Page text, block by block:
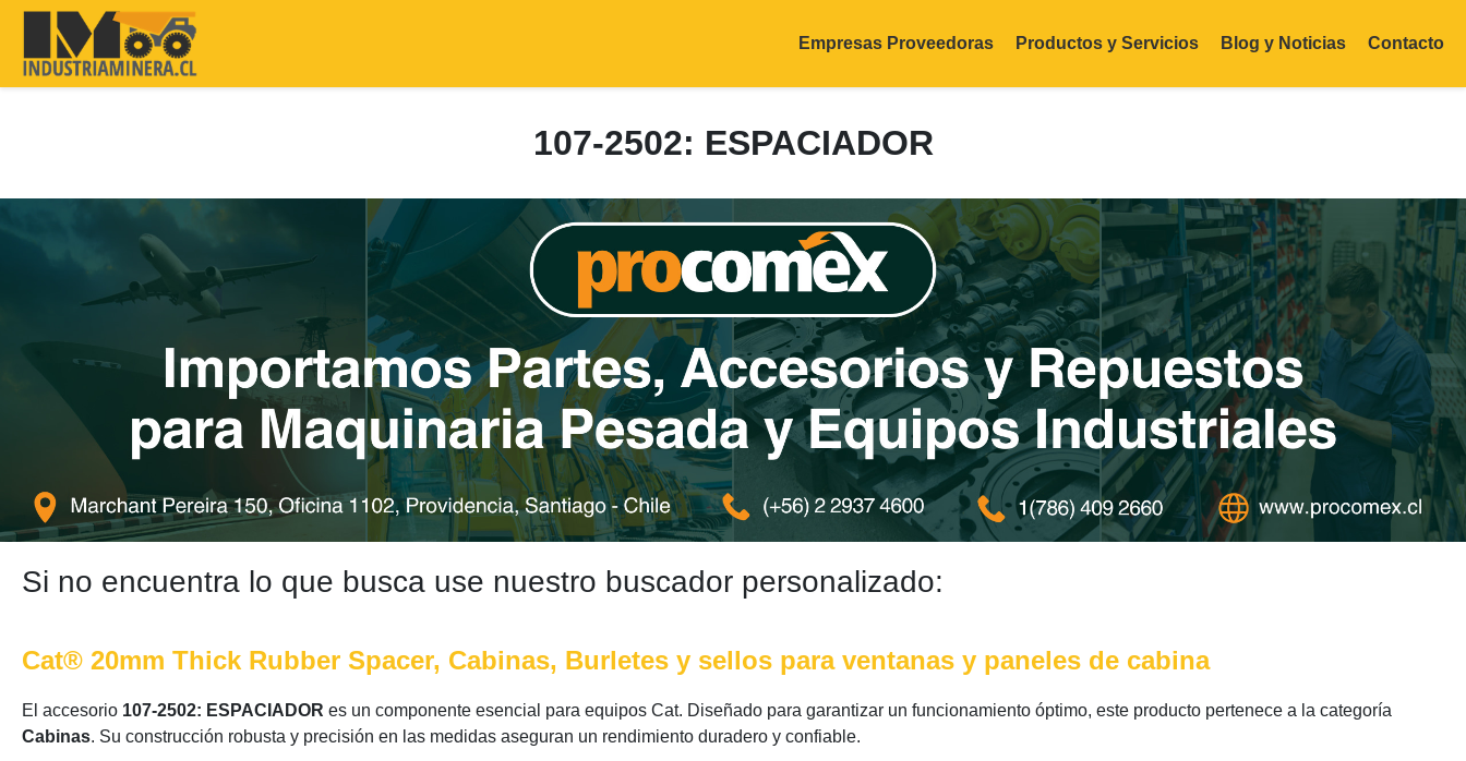
Empresas Proveedoras Productos y Servicios Blog y Noticias Contacto
107-2502: ESPACIADOR
Si no encuentra lo que busca use nuestro buscador personalizado:
Cat® 20mm Thick Rubber Spacer, Cabinas, Burletes y sellos para ventanas y paneles de cabina
El accesorio 107-2502: ESPACIADOR es un componente esencial para equipos Cat. Diseñado para garantizar un funcionamiento óptimo, este producto pertenece a la categoría
Cabinas. Su construcción robusta y precisión en las medidas aseguran un rendimiento duradero y confiable.